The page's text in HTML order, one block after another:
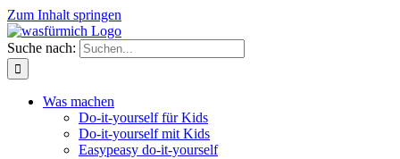
Zum Inhalt springen
Suche nach:
Was machen
Do-it-yourself für Kids
Do-it-yourself mit Kids
Easypeasy do-it-yourself